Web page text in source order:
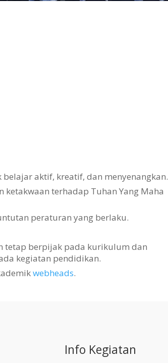
aktif, kreatif, dan menyenangkan.
terhadap Tuhan Yang Maha
peraturan yang berlaku.
tetap berpijak pada kurikulum dan
kegiatan pendidikan.
webheads.
Info Kegiatan